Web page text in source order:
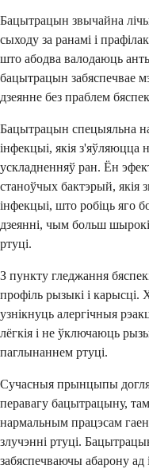
Бацытрацын звычайна
сыходу за ранамі і
што абодва валодаюць
бацытрацын забяспечвае
дзеянне без праблем
Бацытрацын спецыяльна
інфекцыі, якія
ускладненняў ран. Ён
станоўчых бактэрый, якія
інфекцыі, што робіць яго
дзеянні, чым больш
ртуці.
З пункту гледжання
профіль рызыкі і
узнікнуць алергічныя
лёгкія і не ўключаюць
паглынаннем ртуці.
Сучасныя прынцыпы
перавагу бацытрацыну,
нармальным працэсам
злучэнні ртуці.
забяспечваючы абарону